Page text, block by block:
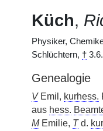
Küch,
Physiker,
Schlüchtern, †
Genealogie
VEmil, kurhess.
aus hess.
MEmilie, Td.